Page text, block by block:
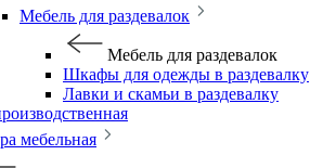
Мебель для раздевалок
Мебель для раздевалок
Шкафы для одежды в раздевалку
Лавки и скамьи в раздевалку
мебельная